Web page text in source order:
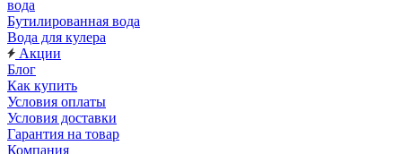
вода
Бутилированная вода
Вода для кулера
Акции
Блог
Как купить
Условия оплаты
Условия доставки
Гарантия на товар
Компания